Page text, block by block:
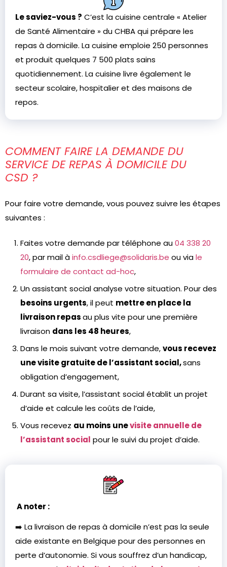
Le saviez-vous ? C’est la cuisine centrale « Atelier
de Santé Alimentaire » du CHBA qui prépare les
repas à domicile. La cuisine emploie 250 personnes
et produit quelques 7 500 plats sains
quotidiennement. La cuisine livre également le
secteur scolaire, hospitalier et des maisons de
repos.
COMMENT FAIRE LA DEMANDE DU
SERVICE DE REPAS À DOMICILE DU
CSD ?
Pour faire votre demande, vous pouvez suivre les étapes
suivantes :
Faites votre demande par téléphone au04 338 20
20, par mail àinfo.csdliege@solidaris.be ou viale
formulaire de contact ad-hoc,
Un assistant social analyse votre situation. Pour des
besoins urgents, il peut mettre en place la
livraison repasau plus vite pour une première
livraison dans les 48 heures,
Dans le mois suivant votre demande,vous recevez
une visite gratuite de l’assistant social,sans
obligation d’engagement,
Durant sa visite, l’assistant social établit un projet
d’aide et calcule les coûts de l’aide,
Vous recevez au moins unevisite annuelle de
l’assistant social pour le suivi du projet d’aide.
A noter :
➡️ La livraison de repas à domicile n’est pas la seule
aide existante en Belgique pour des personnes en
perte d’autonomie. Si vous souffrez d’un handicap,